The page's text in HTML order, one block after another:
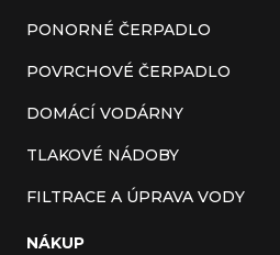
PONORNÉ ČERPADLO
POVRCHOVÉ ČERPADLO
DOMÁCÍ VODÁRNY
TLAKOVÉ NÁDOBY
FILTRACE A ÚPRAVA VODY
NÁKUP